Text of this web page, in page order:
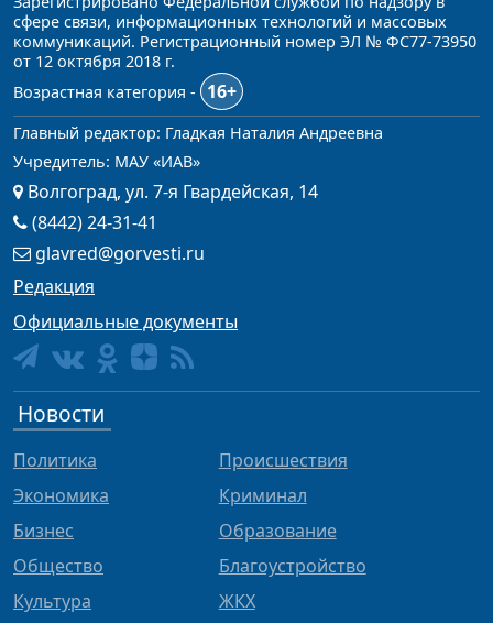
сфере связи, информационных технологий и массовых
коммуникаций. Регистрационный номер ЭЛ № ФС77-73950
от 12 октября 2018 г.
Возрастная категория -
16+
Главный редактор: Гладкая Наталия Андреевна
Учредитель: МАУ «ИАВ»
Волгоград, ул. 7-я Гвардейская, 14
(8442) 24-31-41
glavred@gorvesti.ru
Редакция
Официальные документы
Новости
Политика
Экономика
Бизнес
Общество
Культура
Происшествия
Криминал
Образование
Благоустройство
ЖКХ